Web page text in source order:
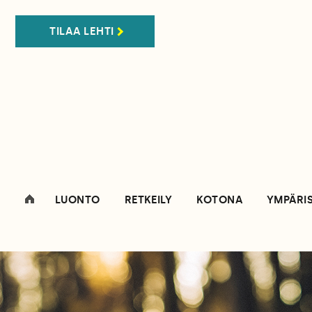
TILAA LEHTI
LUONTO RETKEILY KOTONA